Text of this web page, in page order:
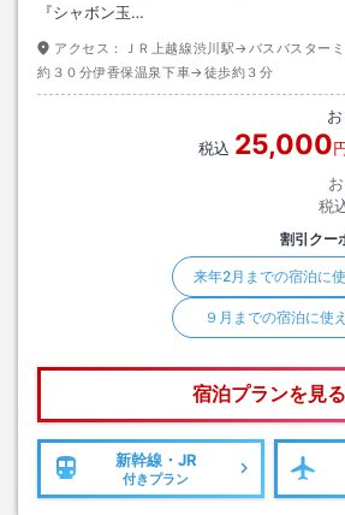
『シャボン玉…
アクセス：
ＪＲ上越線渋川駅→バスバスター
約３０分伊香保温泉下車→徒歩約３分
税込 25,000
税
割引クー
来年2月までの宿泊に
９月までの宿泊に使
宿泊プランを見る
新幹線・JR
付きプラン